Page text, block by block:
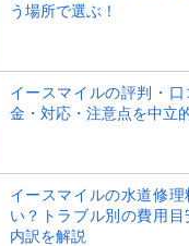
う場所で選ぶ！
イースマイルの評判・
金・対応・注意点を中立
イースマイルの水道修理
い？トラブル別の費用目
内訳を解説